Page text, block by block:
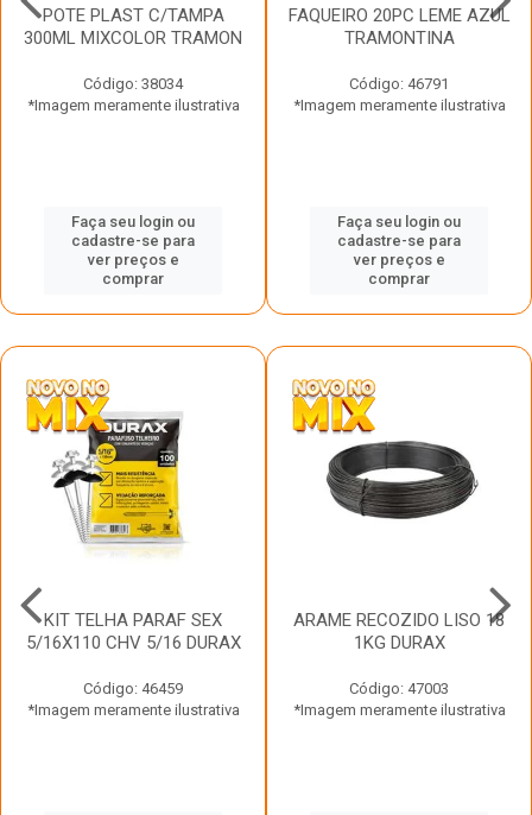
POTE PLAST C/TAMPA
300ML MIXCOLOR TRAMON
Código: 38034
*Imagem meramente ilustrativa
Faça seu login ou
cadastre-se para
ver preços e
comprar
FAQUEIRO 20PC LEME AZUL
TRAMONTINA
Código: 46791
*Imagem meramente ilustrativa
Faça seu login ou
cadastre-se para
ver preços e
comprar
KIT TELHA PARAF SEX
5/16X110 CHV 5/16 DURAX
Código: 46459
*Imagem meramente ilustrativa
ARAME RECOZIDO LISO 18
1KG DURAX
Código: 47003
*Imagem meramente ilustrativa